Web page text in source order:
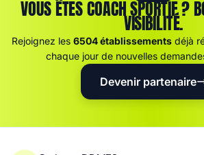
VOUS ÊTES COACH SPORTIF ?
VISIBILITÉ.
Rejoignez les 6504 établissements déjà
chaque jour de nouvelles
Devenir partenaire